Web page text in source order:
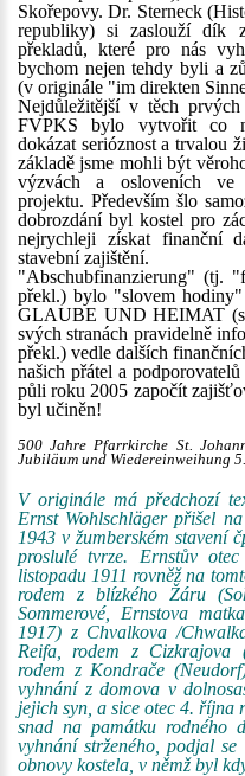
Skořepovy. Dr. Sterneck
republiky) si zaslouží dík
překladů, které pro nás
bychom nejen tehdy byli a
(v originále "im direkten
Nejdůležitější v těch
FVPKS bylo vytvořit co
dokázat serióznost a trvalou
základě jsme mohli být
výzvách a osloveních ve
projektu. Především šlo
dobrozdání byl kostel pro
nejrychleji získat finanční
stavební zajištění.
"Abschubfinanzierung" (tj.
překl.) bylo "slovem
GLAUBE UND HEIMAT
svých stranách pravidelně
překl.) vedle dalších
našich přátel a
půli roku 2005 započít
byl učiněn!
500 Jahre Pfarrkirche St.
Jubiläum und Wiedereinweihung
V originále má předchozí
Ernst Wohlschläger přišel
1943 v žumberském stavení
proslulé tvrze. Ernstův
listopadu 1911 rovněž na
rodem z blízkého Žáru
Sommerové, Ernstova
1917) z Chvalkova /
Reifa, rodem z Cizkrajova
rodem z Kondrače
vyhnání z domova v
jejich syn, a sice otec 4. října
snad na památku rodného
vyhnání strženého, podjal
obnovy kostela, v němž byl